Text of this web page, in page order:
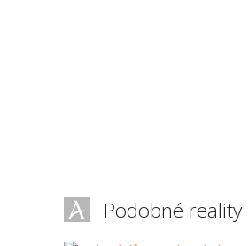
Podobné reality